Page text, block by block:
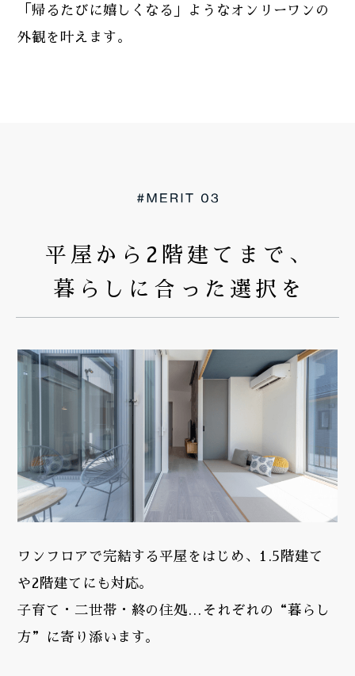
「帰るたびに嬉しくなる」ようなオンリーワンの
外観を叶えます。
平屋から2階建てまで、
暮らしに合った選択を
ワンフロアで完結する平屋をはじめ、1.5階建て
や2階建てにも対応。
子育て・二世帯・終の住処…それぞれの“暮らし
方”に寄り添います。